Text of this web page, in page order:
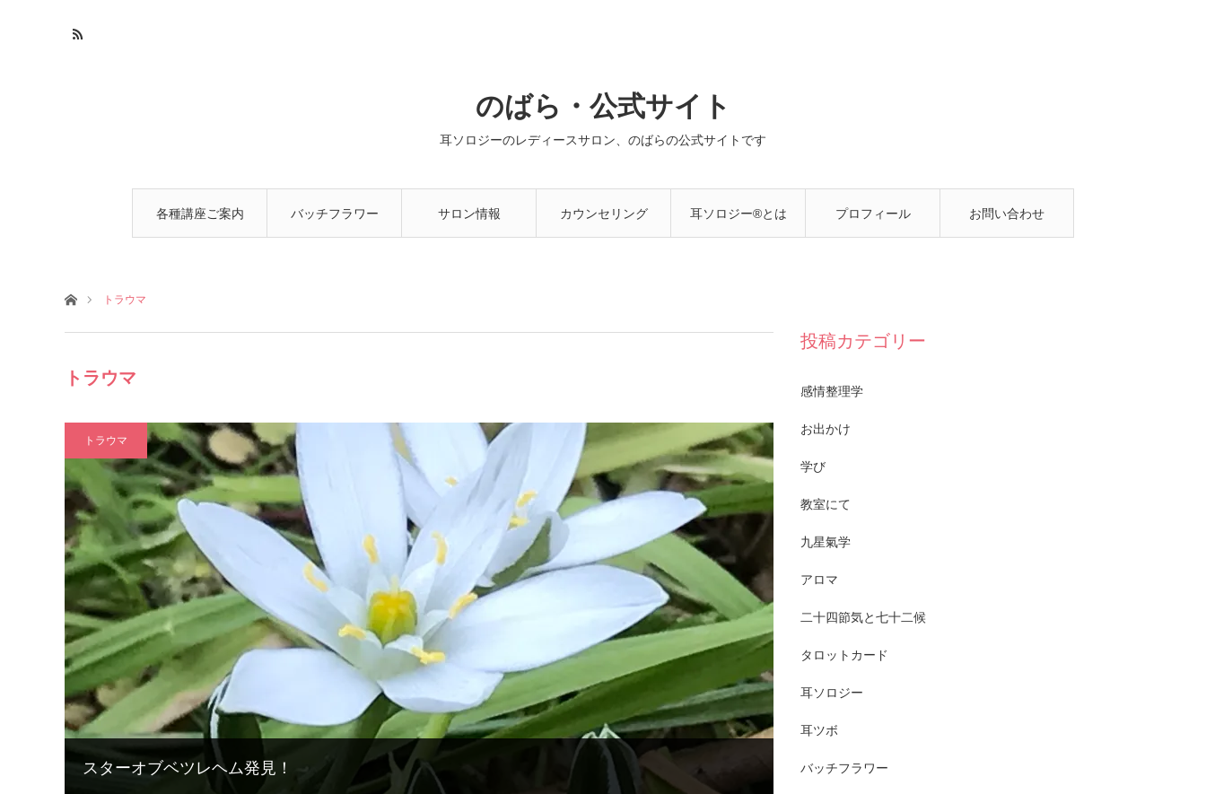
のばら・公式サイト
耳ソロジーのレディースサロン、のばらの公式サイトです
各種講座ご案内 バッチフラワー サロン情報 カウンセリング 耳ソロジー®とは プロフィール お問い合わせ
ホームトラウマ
トラウマ
トラウマ
スターオブベツレヘム発見！
投稿カテゴリー
感情整理学
お出かけ
学び
教室にて
九星氣学
アロマ
二十四節気と七十二候
タロットカード
耳ソロジー
耳ツボ
バッチフラワー